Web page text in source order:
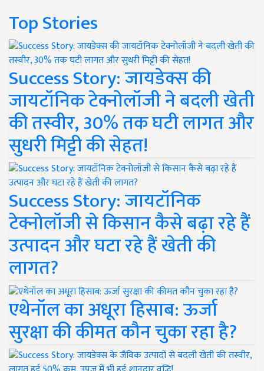
Top Stories
Success Story: जायडेक्स की
जायटॉनिक टेक्नोलॉजी ने बदली खेती
की तस्वीर, 30% तक घटी लागत और
सुधरी मिट्टी की सेहत!
Success Story: जायटॉनिक
टेक्नोलॉजी से किसान कैसे बढ़ा रहे हैं
उत्पादन और घटा रहे हैं खेती की
लागत?
एथेनॉल का अधूरा हिसाब: ऊर्जा
सुरक्षा की कीमत कौन चुका रहा है?